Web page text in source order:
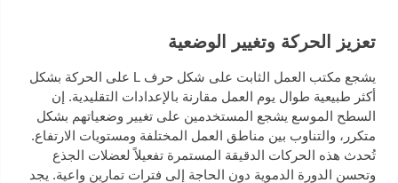
تعزيز الحركة وتغيير الوضعية
يشجع مكتب العمل الثابت على شكل حرف L على الحركة بشكل
أكثر طبيعية طوال يوم العمل مقارنة بالإعدادات التقليدية. إن
السطح الموسع يشجع المستخدمين على تغيير وضعياتهم بشكل
متكرر، والتناوب بين مناطق العمل المختلفة ومستويات الارتفاع.
تُحدث هذه الحركات الدقيقة المستمرة تفعيلاً لعضلات الجذع
وتحسن الدورة الدموية دون الحاجة إلى فترات تمارين واعية. يجد